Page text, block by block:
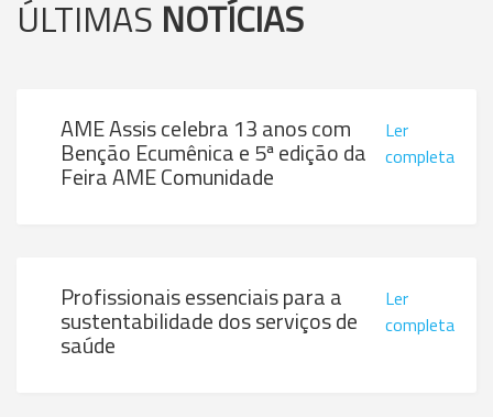
ÚLTIMAS NOTÍCIAS
AME Assis celebra 13 anos com
Benção Ecumênica e 5ª edição da
Feira AME Comunidade
Ler
completa
Profissionais essenciais para a
sustentabilidade dos serviços de
saúde
Ler
completa